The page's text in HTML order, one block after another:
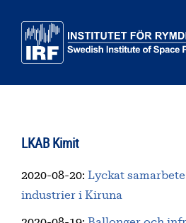
LKAB Kimit
2020-08-20:
Lyckat
industrier i Kiruna